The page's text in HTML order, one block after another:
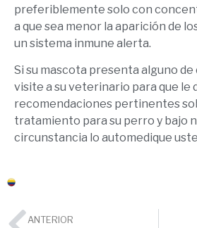
preferiblemente solo con
a que sea menor la aparición de
un sistema inmune alerta.
Si su mascota presenta alguno
visite a su veterinario para que le
recomendaciones pertinentes
tratamiento para su perro y bajo
circunstancia lo automedique
ANTERIOR